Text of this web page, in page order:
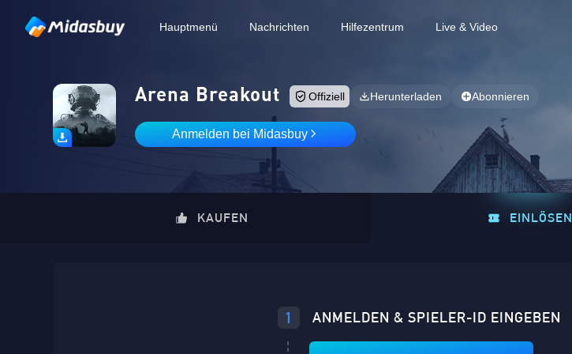
Hauptmenü Nachrichten Hilfezentrum Live & Video
Arena Breakout Offiziell Herunterladen Abonnieren
Anmelden bei Midasbuy
KAUFEN EINLÖSEN
1 ANMELDEN & SPIELER-ID EINGEBEN